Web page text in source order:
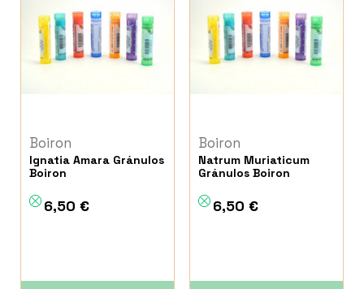
Boiron
Ignatia Amara Gránulos
Boiron
6,50 €
Boiron
Natrum Muriaticum
Gránulos Boiron
6,50 €